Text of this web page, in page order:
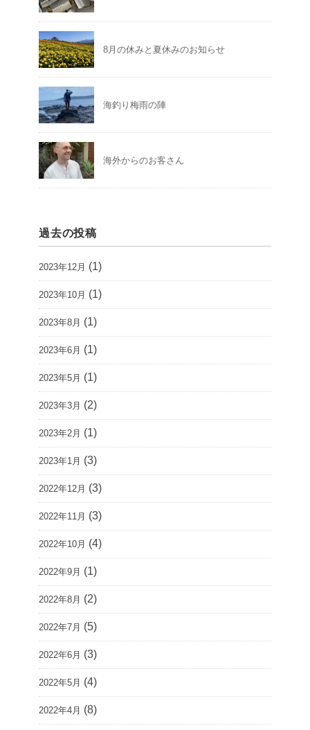
8月の休みと夏休みのお知らせ
海釣り梅雨の陣
海外からのお客さん
過去の投稿
2023年12月 (1)
2023年10月 (1)
2023年8月 (1)
2023年6月 (1)
2023年5月 (1)
2023年3月 (2)
2023年2月 (1)
2023年1月 (3)
2022年12月 (3)
2022年11月 (3)
2022年10月 (4)
2022年9月 (1)
2022年8月 (2)
2022年7月 (5)
2022年6月 (3)
2022年5月 (4)
2022年4月 (8)